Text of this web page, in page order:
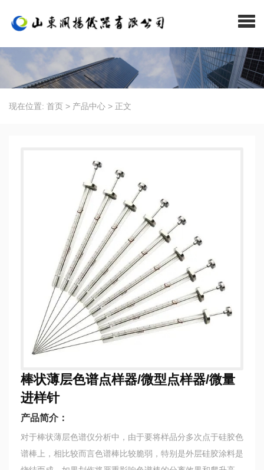
现在位置: 首页 > 产品中心 > 正文
棒状薄层色谱点样器/微型点样器/微量
进样针
产品简介：
对于棒状薄层色谱仪分析中，由于要将样品分多次点于硅胶色
谱棒上，相比较而言色谱棒比较脆弱，特别是外层硅胶涂料是